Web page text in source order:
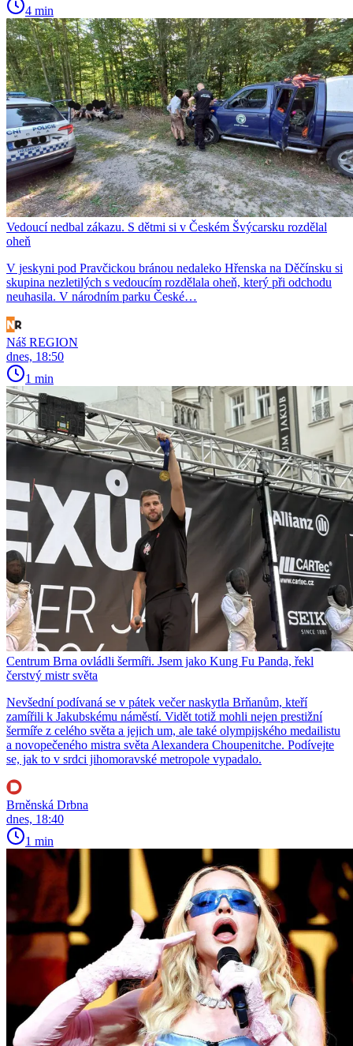
4 min
Vedoucí nedbal zákazu. S dětmi si v Českém Švýcarsku rozdělal
oheň
V jeskyni pod Pravčickou bránou nedaleko Hřenska na Děčínsku si
skupina nezletilých s vedoucím rozdělala oheň, který při odchodu
neuhasila. V národním parku České…
Náš REGION
dnes, 18:50
1 min
Centrum Brna ovládli šermíři. Jsem jako Kung Fu Panda, řekl
čerstvý mistr světa
Nevšední podívaná se v pátek večer naskytla Brňanům, kteří
zamířili k Jakubskému náměstí. Vidět totiž mohli nejen prestižní
šermíře z celého světa a jejich um, ale také olympijského medailistu
a novopečeného mistra světa Alexandera Choupenitche. Podívejte
se, jak to v srdci jihomoravské metropole vypadalo.
Brněnská Drbna
dnes, 18:40
1 min